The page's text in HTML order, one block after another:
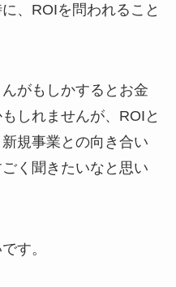
、ROIを問われること
がもしかするとお金
しれませんが、ROIと
規事業との向き合い
く聞きたいなと思い
す。